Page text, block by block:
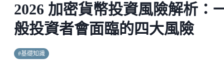
2026 加密貨幣投資風險解析：
般投資者會面臨的四大風險
#基礎知識